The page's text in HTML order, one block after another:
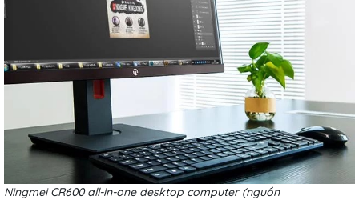
Ningmei CR600 all-in-one desktop computer (nguồn